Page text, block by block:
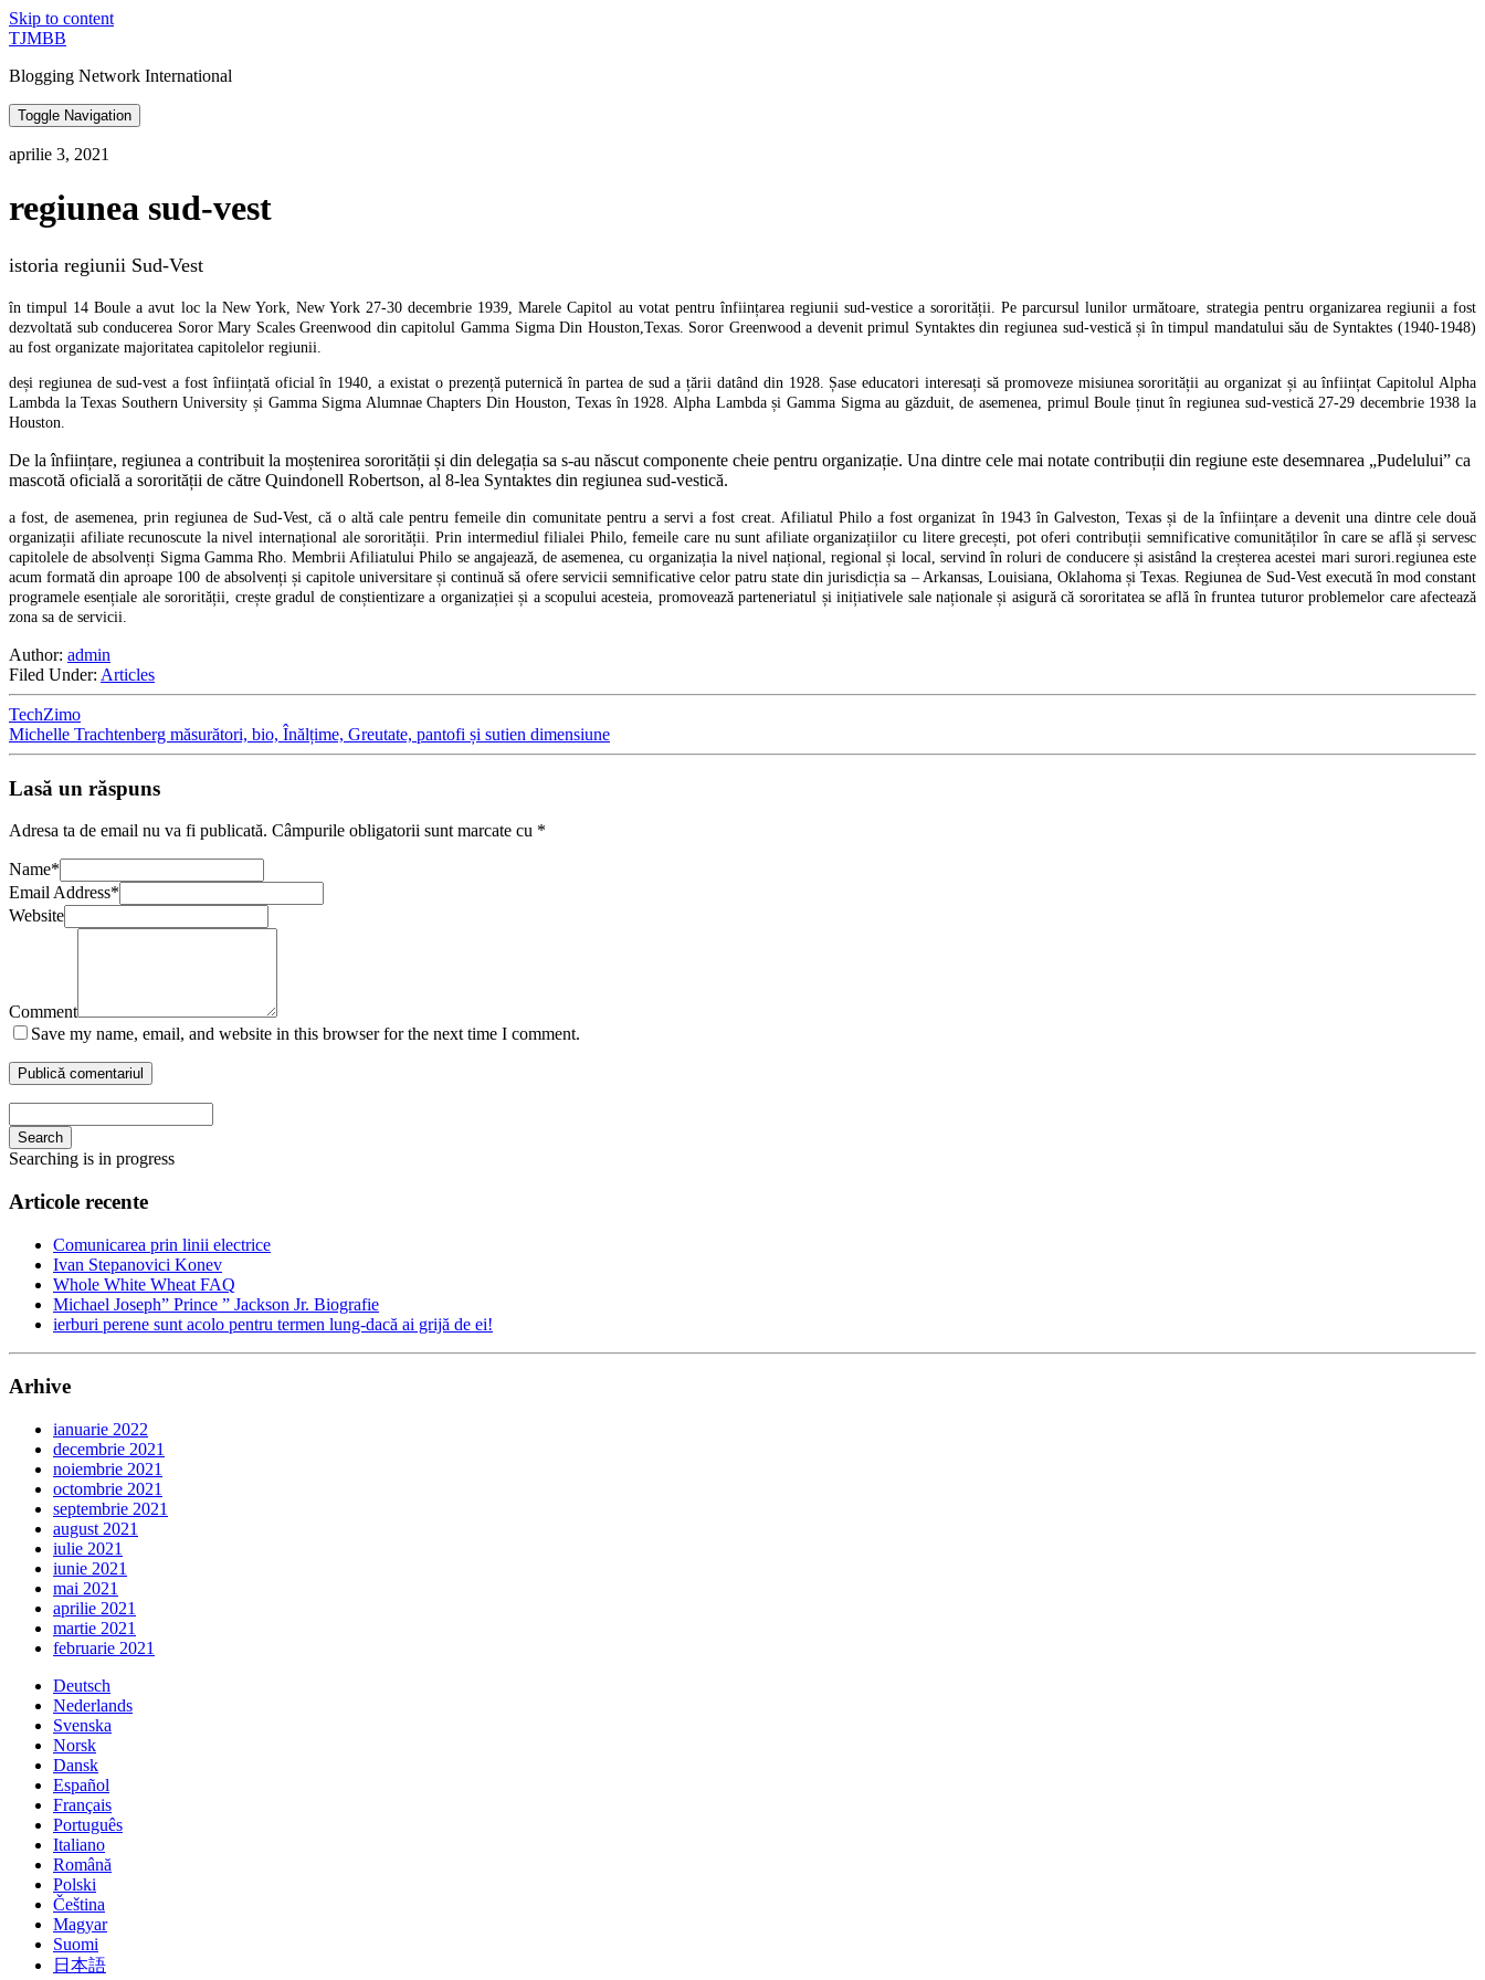
Skip to content
TJMBB
Blogging Network International
Toggle Navigation
aprilie 3, 2021
regiunea sud-vest
istoria regiunii Sud-Vest
în timpul 14 Boule a avut loc la New York, New York 27-30 decembrie 1939, Marele Capitol au votat pentru înființarea regiunii sud-vestice a sororității. Pe parcursul lunilor următoare, strategia pentru organizarea regiunii a fost
dezvoltată sub conducerea Soror Mary Scales Greenwood din capitolul Gamma Sigma Din Houston,Texas. Soror Greenwood a devenit primul Syntaktes din regiunea sud-vestică și în timpul mandatului său de Syntaktes (1940-1948)
au fost organizate majoritatea capitolelor regiunii.
deși regiunea de sud-vest a fost înființată oficial în 1940, a existat o prezență puternică în partea de sud a țării datând din 1928. Șase educatori interesați să promoveze misiunea sororității au organizat și au înființat Capitolul Alpha
Lambda la Texas Southern University și Gamma Sigma Alumnae Chapters Din Houston, Texas în 1928. Alpha Lambda și Gamma Sigma au găzduit, de asemenea, primul Boule ținut în regiunea sud-vestică 27-29 decembrie 1938 la
Houston.
De la înființare, regiunea a contribuit la moștenirea sororității și din delegația sa s-au născut componente cheie pentru organizație. Una dintre cele mai notate contribuții din regiune este desemnarea „Pudelului” ca
mascotă oficială a sororității de către Quindonell Robertson, al 8-lea Syntaktes din regiunea sud-vestică.
a fost, de asemenea, prin regiunea de Sud-Vest, că o altă cale pentru femeile din comunitate pentru a servi a fost creat. Afiliatul Philo a fost organizat în 1943 în Galveston, Texas și de la înființare a devenit una dintre cele două
organizații afiliate recunoscute la nivel internațional ale sororității. Prin intermediul filialei Philo, femeile care nu sunt afiliate organizațiilor cu litere grecești, pot oferi contribuții semnificative comunităților în care se află și servesc
capitolele de absolvenți Sigma Gamma Rho. Membrii Afiliatului Philo se angajează, de asemenea, cu organizația la nivel național, regional și local, servind în roluri de conducere și asistând la creșterea acestei mari surori.regiunea este
acum formată din aproape 100 de absolvenți și capitole universitare și continuă să ofere servicii semnificative celor patru state din jurisdicția sa – Arkansas, Louisiana, Oklahoma și Texas. Regiunea de Sud-Vest execută în mod constant
programele esențiale ale sororității, crește gradul de conștientizare a organizației și a scopului acesteia, promovează parteneriatul și inițiativele sale naționale și asigură că sororitatea se află în fruntea tuturor problemelor care afectează
zona sa de servicii.
Author: admin
Filed Under: Articles
TechZimo
Michelle Trachtenberg măsurători, bio, Înălțime, Greutate, pantofi și sutien dimensiune
Lasă un răspuns
Adresa ta de email nu va fi publicată. Câmpurile obligatorii sunt marcate cu *
Name*
Email Address*
Website
Comment
Save my name, email, and website in this browser for the next time I comment.
Search
Searching is in progress
Articole recente
Comunicarea prin linii electrice
Ivan Stepanovici Konev
Whole White Wheat FAQ
Michael Joseph” Prince ” Jackson Jr. Biografie
ierburi perene sunt acolo pentru termen lung-dacă ai grijă de ei!
Arhive
ianuarie 2022
decembrie 2021
noiembrie 2021
octombrie 2021
septembrie 2021
august 2021
iulie 2021
iunie 2021
mai 2021
aprilie 2021
martie 2021
februarie 2021
Deutsch
Nederlands
Svenska
Norsk
Dansk
Español
Français
Português
Italiano
Română
Polski
Čeština
Magyar
Suomi
日本語